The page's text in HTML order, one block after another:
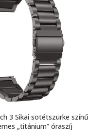
3 Sikai sötétszürke színű
„titánium” óraszíj